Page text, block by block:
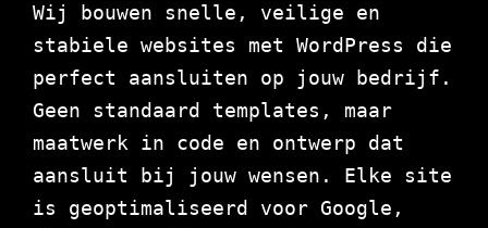
Wij bouwen snelle, veilige en
stabiele websites met WordPress die
perfect aansluiten op jouw bedrijf.
Geen standaard templates, maar
maatwerk in code en ontwerp dat
aansluit bij jouw wensen. Elke site
is geoptimaliseerd voor Google,